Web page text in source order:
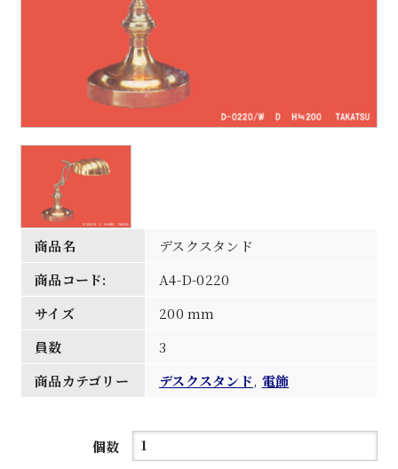
商品名
デスクスタンド
商品コード:
A4-D-0220
サイズ
200 mm
員数
3
商品カテゴリー
デスクスタンド, 電飾
個数
デ